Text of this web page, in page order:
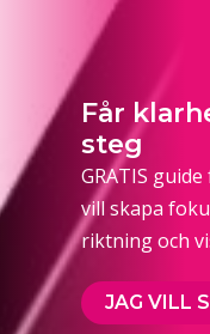
Får
steg
GRATIS
vill skapa
riktning och
JAG VILL